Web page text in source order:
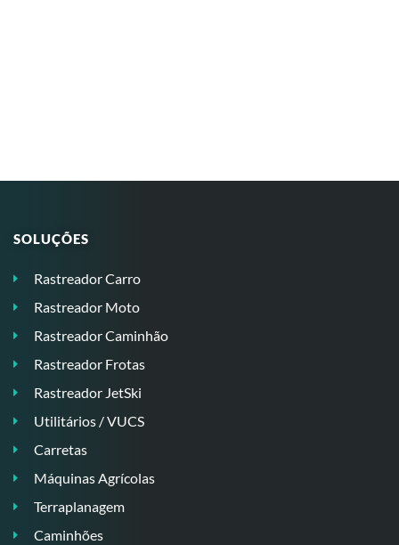
SOLUÇÕES
Rastreador Carro
Rastreador Moto
Rastreador Caminhão
Rastreador Frotas
Rastreador JetSki
Utilitários / VUCS
Carretas
Máquinas Agrícolas
Terraplanagem
Caminhões